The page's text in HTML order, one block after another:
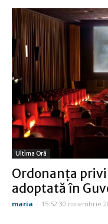
Ultima Oră
Ordonanţa
adoptată în
maria - 15:52 30 noiembrie